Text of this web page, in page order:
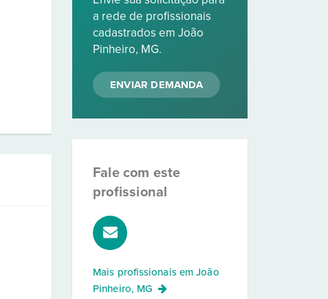
a rede de profissionais
cadastrados em João
Pinheiro, MG.
ENVIAR DEMANDA
Fale com este
profissional
Mais profissionais emJoão
Pinheiro, MG